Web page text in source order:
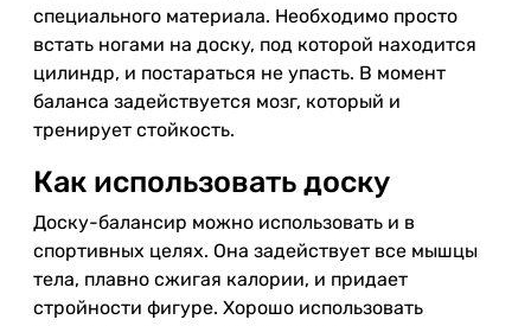
специального материала. Необходимо просто
встать ногами на доску, под которой находится
цилиндр, и постараться не упасть. В момент
баланса задействуется мозг, который и
тренирует стойкость.
Как использовать доску
Доску-балансир можно использовать и в
спортивных целях. Она задействует все мышцы
тела, плавно сжигая калории, и придает
стройности фигуре. Хорошо использовать